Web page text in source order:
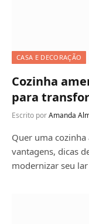
CASA E DECORAÇÃO
Cozinha
para
Escrito porAmanda
Quer uma
vantagens, dicas
modernizar seu